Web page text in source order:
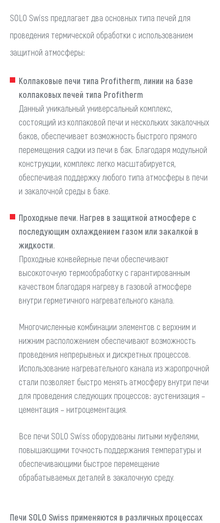
SOLO Swiss предлагает два основных типа печей для
проведения термической обработки с использованием
защитной атмосферы:
Колпаковые печи типа Profitherm, линии на базе
колпаковых печей типа Profitherm
Данный уникальный универсальный комплекс,
состоящий из колпаковой печи и нескольких закалочных
баков, обеспечивает возможность быстрого прямого
перемещения садки из печи в бак. Благодаря модульной
конструкции, комплекс легко масштабируется,
обеспечивая поддержку любого типа атмосферы в печи
и закалочной среды в баке.
Проходные печи. Нагрев в защитной атмосфере с
последующим охлаждением газом или закалкой в
жидкости.
Проходные конвейерные печи обеспечивают
высокоточную термообработку с гарантированным
качеством благодаря нагреву в газовой атмосфере
внутри герметичного нагревательного канала.
Многочисленные комбинации элементов с верхним и
нижним расположением обеспечивают возможность
проведения непрерывных и дискретных процессов.
Использование нагревательного канала из жаропрочной
стали позволяет быстро менять атмосферу внутри печи
для проведения следующих процессов: аустенизация –
цементация – нитроцементация.
Все печи SOLO Swiss оборудованы литыми муфелями,
повышающими точность поддержания температуры и
обеспечивающими быстрое перемещение
обрабатываемых деталей в закалочную среду.
Печи SOLO Swiss применяются в различных процессах